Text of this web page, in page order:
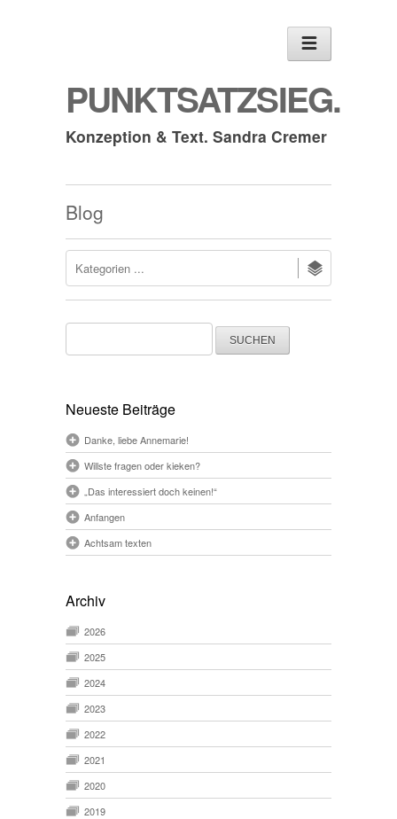
PUNKTSATZSIEG.
Konzeption & Text. Sandra Cremer
Blog
Suchen
nach:
Neueste Beiträge
Danke, liebe Annemarie!
Willste fragen oder kieken?
„Das interessiert doch keinen!“
Anfangen
Achtsam texten
Archiv
2026
2025
2024
2023
2022
2021
2020
2019